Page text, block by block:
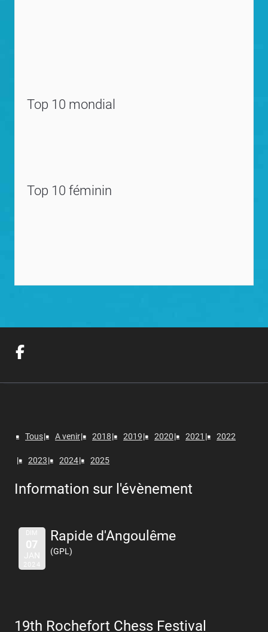
Top 10 mondial
Top 10 féminin
Tous A venir 2018 2019 2020 2021 2022
2023 2024 2025
Information sur l'évènement
DIM
07
JAN
2024
Rapide d'Angoulême
(GPL)
19th Rochefort Chess Festival